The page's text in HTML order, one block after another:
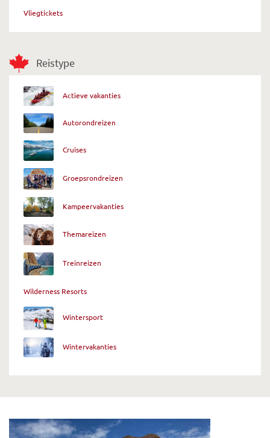
Vliegtickets
Reistype
Actieve vakanties
Autorondreizen
Cruises
Groepsrondreizen
Kampeervakanties
Themareizen
Treinreizen
Wilderness Resorts
Wintersport
Wintervakanties